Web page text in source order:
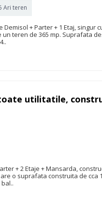
Ari teren
+ Parter + 1 Etaj, singur
teren de 365 mp. Suprafata
utilitatile,
+ 2 Etaje + Mansarda,
o suprafata construita de cca